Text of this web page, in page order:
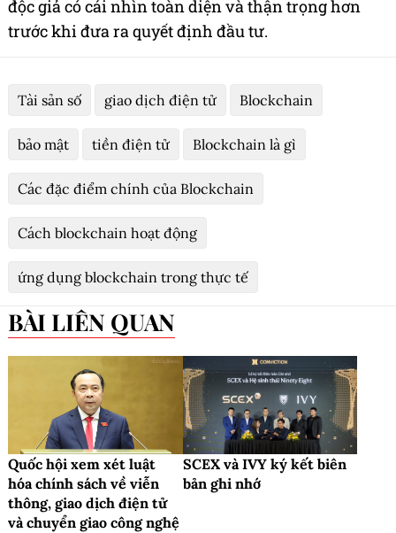
độc giả có cái nhìn toàn diện và thận trọng hơn
trước khi đưa ra quyết định đầu tư.
Tài sản số giao dịch điện tử Blockchain
bảo mật tiền điện tử Blockchain là gì
Các đặc điểm chính của Blockchain
Cách blockchain hoạt động
ứng dụng blockchain trong thực tế
BÀI LIÊN QUAN
Quốc hội xem xét luật
hóa chính sách về viễn
thông, giao dịch điện tử
và chuyển giao công nghệ
SCEX và IVY ký kết biên
bản ghi nhớ